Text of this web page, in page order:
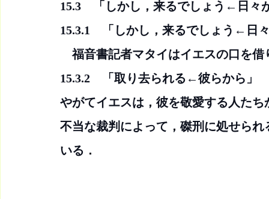
15.3　「しかし，来るでしょう←日
15.3.1　「しかし，来るでしょう←日
福音書記者マタイはイエスの口を借
15.3.2　「取り去られる←彼らから」
やがてイエスは，彼を敬愛する人た
不当な裁判によって，磔刑に処せら
いる．